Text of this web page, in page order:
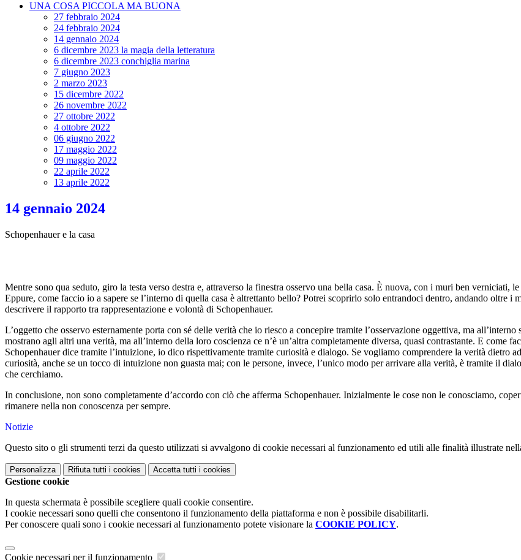
UNA COSA PICCOLA MA BUONA
27 febbraio 2024
24 febbraio 2024
14 gennaio 2024
6 dicembre 2023 la magia della letteratura
6 dicembre 2023 conchiglia marina
7 giugno 2023
2 marzo 2023
15 dicembre 2022
26 novembre 2022
27 ottobre 2022
4 ottobre 2022
06 giugno 2022
17 maggio 2022
09 maggio 2022
22 aprile 2022
13 aprile 2022
14 gennaio 2024
Schopenhauer e la casa
Mentre sono qua seduto, giro la testa verso destra e, attraverso la finestra osservo una bella casa. È nuova, con i muri ben verniciati,
Eppure, come faccio io a sapere se l’interno di quella casa è altrettanto bello? Potrei scoprirlo solo entrandoci dentro, andando oltre i
descrivere il rapporto tra rappresentazione e volontà di Schopenhauer.
L’oggetto che osservo esternamente porta con sé delle verità che io riesco a concepire tramite l’osservazione oggettiva, ma
mostrano agli altri una verità, ma all’interno della loro coscienza ce n’è un’altra completamente diversa, quasi contrastante. E come
Schopenhauer dice tramite l’intuizione, io dico rispettivamente tramite curiosità e dialogo. Se vogliamo comprendere la verità dietro
curiosità, anche se un tocco di intuizione non guasta mai; con le persone, invece, l’unico modo per arrivare alla verità, è tramite il
che cerchiamo.
In conclusione, non sono completamente d’accordo con ciò che afferma Schopenhauer. Inizialmente le cose non le conosciamo,
rimanere nella non conoscenza per sempre.
Notizie
Questo sito o gli strumenti terzi da questo utilizzati si avvalgono di cookie necessari al funzionamento ed utili alle finalità illustrate
Personalizza Rifiuta tutti i cookies Accetta tutti i cookies
Gestione cookie
In questa schermata è possibile scegliere quali cookie consentire.
I cookie necessari sono quelli che consentono il funzionamento della piattaforma e non è possibile disabilitarli.
Per conoscere quali sono i cookie necessari al funzionamento potete visionare la COOKIE POLICY.
Cookie necessari per il funzionamento